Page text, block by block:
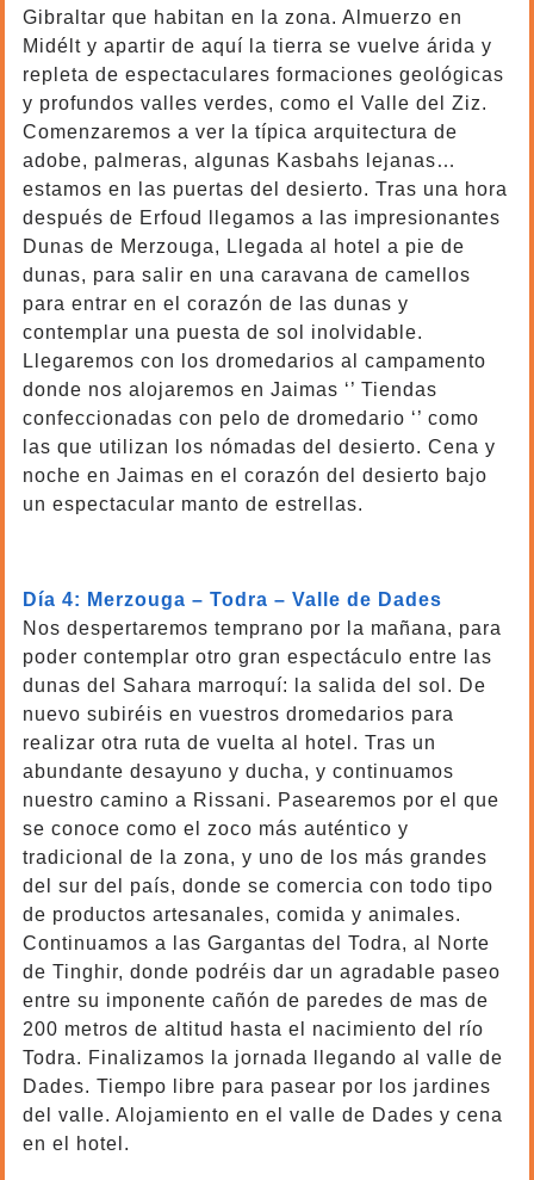
Gibraltar que habitan en la zona. Almuerzo en
Midélt y apartir de aquí la tierra se vuelve árida y
repleta de espectaculares formaciones geológicas
y profundos valles verdes, como el Valle del Ziz.
Comenzaremos a ver la típica arquitectura de
adobe, palmeras, algunas Kasbahs lejanas…
estamos en las puertas del desierto. Tras una hora
después de Erfoud llegamos a las impresionantes
Dunas de Merzouga, Llegada al hotel a pie de
dunas, para salir en una caravana de camellos
para entrar en el corazón de las dunas y
contemplar una puesta de sol inolvidable.
Llegaremos con los dromedarios al campamento
donde nos alojaremos en Jaimas ‘’ Tiendas
confeccionadas con pelo de dromedario ‘’ como
las que utilizan los nómadas del desierto. Cena y
noche en Jaimas en el corazón del desierto bajo
un espectacular manto de estrellas.
Día 4: Merzouga – Todra – Valle de Dades
Nos despertaremos temprano por la mañana, para
poder contemplar otro gran espectáculo entre las
dunas del Sahara marroquí: la salida del sol. De
nuevo subiréis en vuestros dromedarios para
realizar otra ruta de vuelta al hotel. Tras un
abundante desayuno y ducha, y continuamos
nuestro camino a Rissani. Pasearemos por el que
se conoce como el zoco más auténtico y
tradicional de la zona, y uno de los más grandes
del sur del país, donde se comercia con todo tipo
de productos artesanales, comida y animales.
Continuamos a las Gargantas del Todra, al Norte
de Tinghir, donde podréis dar un agradable paseo
entre su imponente cañón de paredes de mas de
200 metros de altitud hasta el nacimiento del río
Todra. Finalizamos la jornada llegando al valle de
Dades. Tiempo libre para pasear por los jardines
del valle. Alojamiento en el valle de Dades y cena
en el hotel.